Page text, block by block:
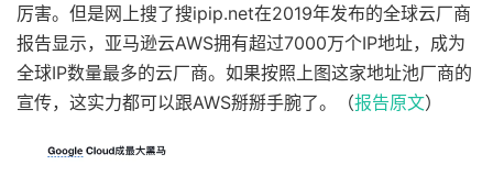
厉害。但是网上搜了搜ipip.net在2019年发布的全球云厂商
报告显示，亚马逊云AWS拥有超过7000万个IP地址，成为
全球IP数量最多的云厂商。如果按照上图这家地址池厂商的
宣传，这实力都可以跟AWS掰掰手腕了。（报告原文）